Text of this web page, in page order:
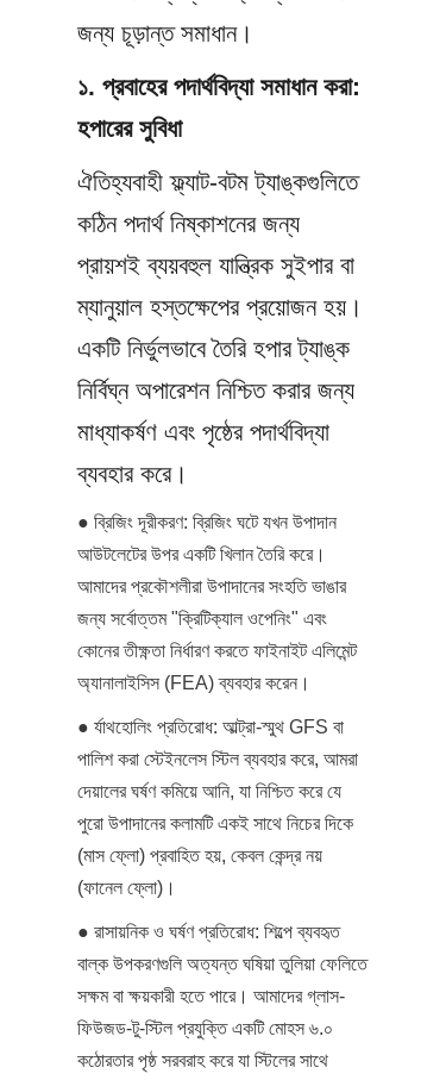
জন্য চূড়ান্ত সমাধান।
১. প্রবাহের পদার্থবিদ্যা সমাধান করা:
হপারের সুবিধা
ঐতিহ্যবাহী ফ্ল্যাট-বটম ট্যাঙ্কগুলিতে
কঠিন পদার্থ নিষ্কাশনের জন্য
প্রায়শই ব্যয়বহুল যান্ত্রিক সুইপার বা
ম্যানুয়াল হস্তক্ষেপের প্রয়োজন হয়।
একটি নির্ভুলভাবে তৈরি হপার ট্যাঙ্ক
নির্বিঘ্ন অপারেশন নিশ্চিত করার জন্য
মাধ্যাকর্ষণ এবং পৃষ্ঠের পদার্থবিদ্যা
ব্যবহার করে।
● ব্রিজিং দূরীকরণ: ব্রিজিং ঘটে যখন উপাদান
আউটলেটের উপর একটি খিলান তৈরি করে।
আমাদের প্রকৌশলীরা উপাদানের সংহতি ভাঙার
জন্য সর্বোত্তম "ক্রিটিক্যাল ওপেনিং" এবং
কোনের তীক্ষ্ণতা নির্ধারণ করতে ফাইনাইট এলিমেন্ট
অ্যানালাইসিস (FEA) ব্যবহার করেন।
● র্যাথহোলিং প্রতিরোধ: আল্ট্রা-স্মুথ GFS বা
পালিশ করা স্টেইনলেস স্টিল ব্যবহার করে, আমরা
দেয়ালের ঘর্ষণ কমিয়ে আনি, যা নিশ্চিত করে যে
পুরো উপাদানের কলামটি একই সাথে নিচের দিকে
(মাস ফ্লো) প্রবাহিত হয়, কেবল কেন্দ্র নয়
(ফানেল ফ্লো)।
● রাসায়নিক ও ঘর্ষণ প্রতিরোধ: শিল্পে ব্যবহৃত
বাল্ক উপকরণগুলি অত্যন্ত ঘষিয়া তুলিয়া ফেলিতে
সক্ষম বা ক্ষয়কারী হতে পারে। আমাদের গ্লাস-
ফিউজড-টু-স্টিল প্রযুক্তি একটি মোহস ৬.০
কঠোরতার পৃষ্ঠ সরবরাহ করে যা স্টিলের সাথে